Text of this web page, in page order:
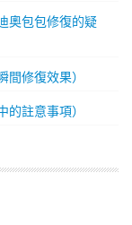
奧包包修復的疑
修復效果）
註意事項）